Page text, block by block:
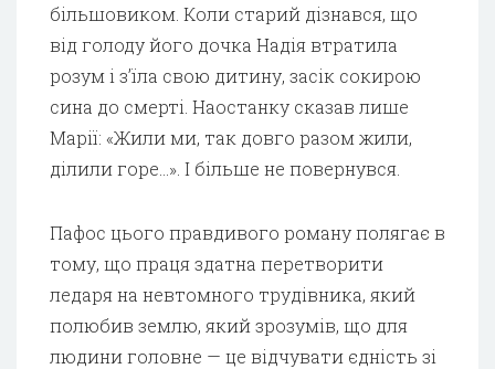
більшовиком. Коли старий дізнався, що
від голоду його дочка Надія втратила
розум і з’їла свою дитину, засік сокирою
сина до смерті. Наостанку сказав лише
Марії: «Жили ми, так довго разом жили,
ділили горе…». І більше не повернувся.
Пафос цього правдивого роману полягає в
тому, що праця здатна перетворити
ледаря на невтомного трудівника, який
полюбив землю, який зрозумів, що для
людини головне — це відчувати єдність зі